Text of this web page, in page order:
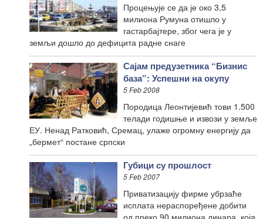
Процењује се да је око 3,5
милиона Румуна отишло у
гастарбајтере, због чега је у
земљи дошло до дефицита радне снаге
Сајам предузетника “Бизнис
база”: Успешни на окупу
5 Feb 2008
Породица Леонтијевић тови 1.500
телади годишње и извози у земље
ЕУ. Ненад Ратковић, Сремац, улаже огромну енергију да
„бермет“ постане српски
Губици су прошлост
5 Feb 2007
Приватизацију фирме убрзаће
исплата нераспоређене добити
од преко 90 милиона динара, која